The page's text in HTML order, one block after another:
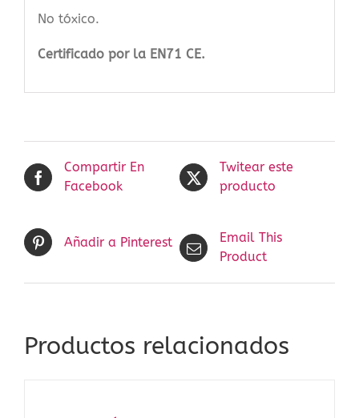
No tóxico.
Certificado por la EN71 CE.
Compartir En
Facebook
Twitear este
producto
Añadir a Pinterest
Email This
Product
Productos relacionados